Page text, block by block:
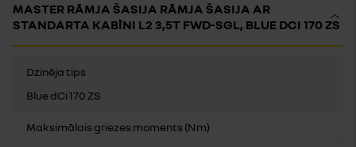
MASTER RĀMJA ŠASIJA RĀMJA ŠASIJA AR
STANDARTA KABĪNI L2 3,5T FWD-SGL, BLUE DCI 170 ZS
Dzinēja tips
Blue dCi 170 ZS
Maksimālais griezes moments (Nm)